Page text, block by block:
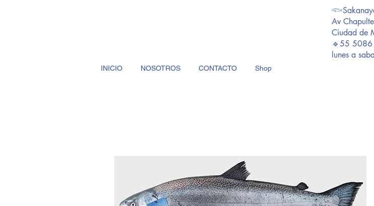
INICIO NOSOTROS CONTACTO Shop
Av
Ciudad de
🔹55
lunes a